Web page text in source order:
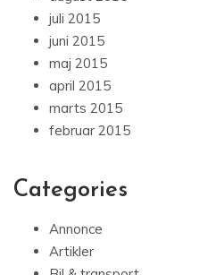
juli 2015
juni 2015
maj 2015
april 2015
marts 2015
februar 2015
Categories
Annonce
Artikler